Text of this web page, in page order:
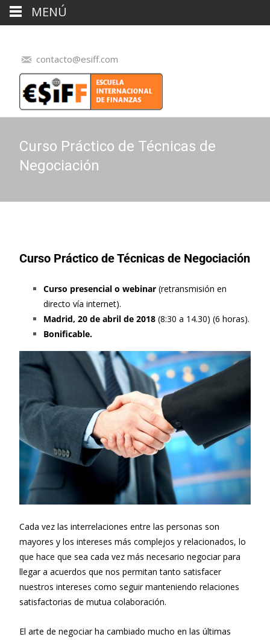
contacto@esiff.com
Curso Práctico de Técnicas de
Negociación
Curso Práctico de Técnicas de Negociación
Curso presencial o webinar (retransmisión en
directo vía internet).
Madrid, 20 de abril de 2018 (8:30 a 14.30) (6 horas).
Bonificable.
Cada vez las interrelaciones entre las personas son
mayores y los intereses más complejos y relacionados, lo
que hace que sea cada vez más necesario negociar para
llegar a acuerdos que nos permitan tanto satisfacer
nuestros intereses como seguir manteniendo relaciones
satisfactorias de mutua colaboración.
El arte de negociar ha cambiado mucho en las últimas
MENÚ